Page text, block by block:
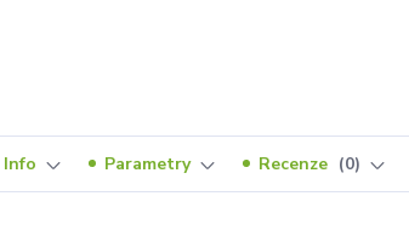
Info Parametry Recenze 0